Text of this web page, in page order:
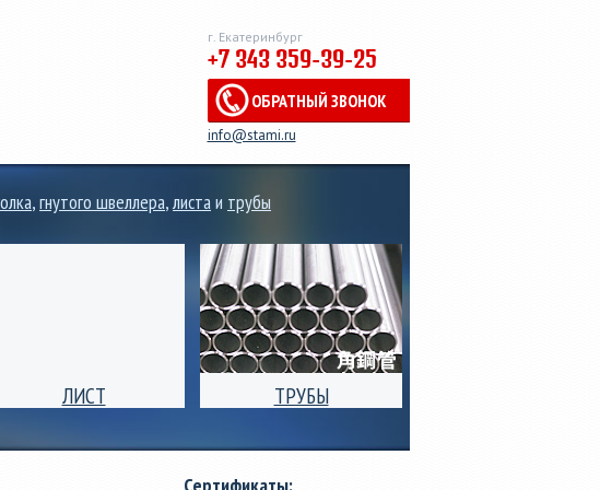
г. Екатеринбург
+7 343 359-39-25
ОБРАТНЫЙ ЗВОНОК
info@stami.ru
,гнутого швеллера,листаи трубы
ЛИСТ
стального
ТРУБЫ
электросварных стальных